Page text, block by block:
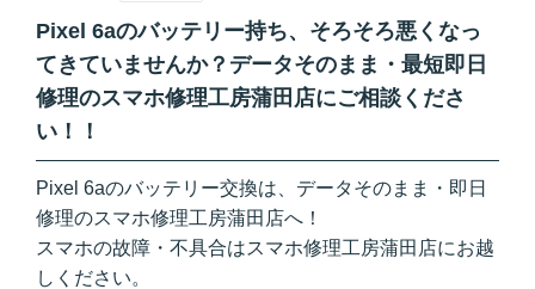
Pixel 6aのバッテリー持ち、そろそろ悪くなっ
てきていませんか？データそのまま・最短即日
修理のスマホ修理工房蒲田店にご相談くださ
い！！
Pixel 6aのバッテリー交換は、データそのまま・即日
修理のスマホ修理工房蒲田店へ！
スマホの故障・不具合はスマホ修理工房蒲田店にお越
しください。